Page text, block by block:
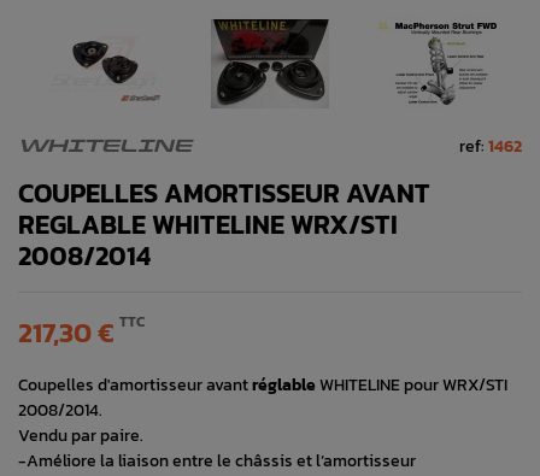
WHITELINE ref:1462
COUPELLES AMORTISSEUR AVANT
REGLABLE WHITELINE WRX/STI
2008/2014
217,30 € TTC
Coupelles d'amortisseur avantréglableWHITELINE pour WRX/STI
2008/2014.
Vendu par paire.
-Améliore la liaison entre le châssis et l’amortisseur